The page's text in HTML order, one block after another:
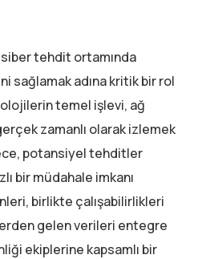
tehdit ortamında
sağlamak adına kritik bir rol
temel işlevi, ağ
zamanlı olarak izlemek
potansiyel tehditler
bir müdahale imkanı
birlikte çalışabilirlikleri
gelen verileri entegre
ekiplerine kapsamlı bir